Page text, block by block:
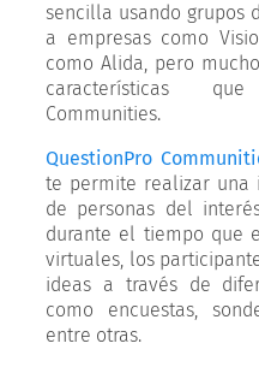
sencilla usando grupos
a empresas como
como Alida, pero
características
Communities.
QuestionPro
te permite realizar una
de personas del
durante el tiempo que
virtuales, los
ideas a través de
como encuestas,
entre otras.